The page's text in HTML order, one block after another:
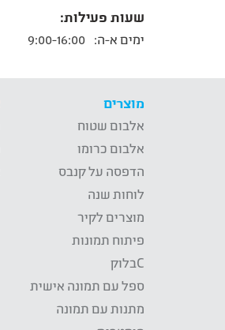
שעות פעילות:
ימים א-ה:
מוצרים
אלבום שטוח
אלבום כרומו
הדפסה על קנבס
לוחות שנה
מוצרים לקיר
פיתוח תמונות
Cבלוק
ספל עם תמונה אישית
מתנות עם תמונה